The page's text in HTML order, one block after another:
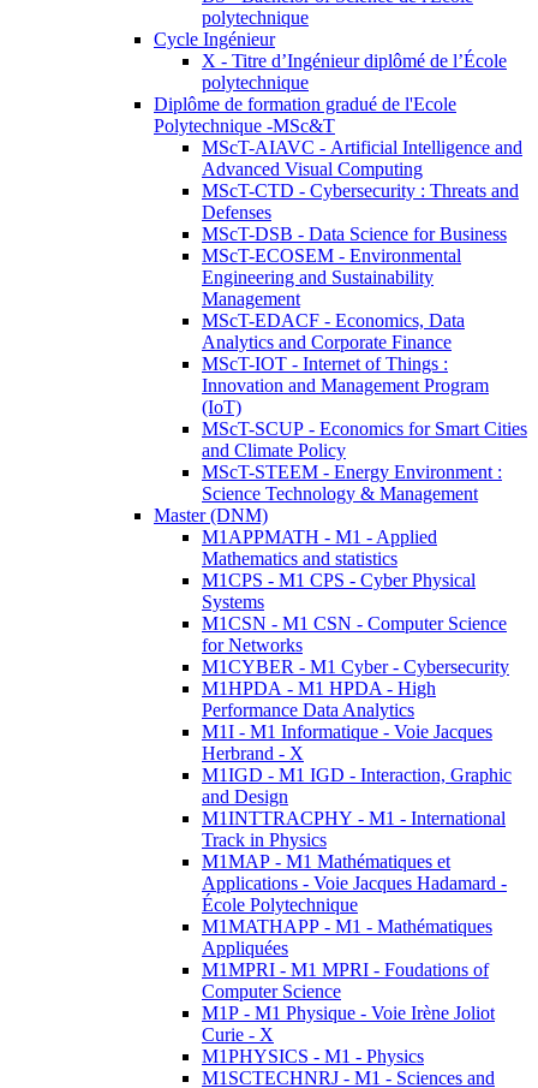
polytechnique
Cycle Ingénieur
X - Titre d’Ingénieur diplômé de l’École
polytechnique
Diplôme de formation gradué de l'Ecole
Polytechnique -MSc&T
MScT-AIAVC - Artificial Intelligence and
Advanced Visual Computing
MScT-CTD - Cybersecurity : Threats and
Defenses
MScT-DSB - Data Science for Business
MScT-ECOSEM - Environmental
Engineering and Sustainability
Management
MScT-EDACF - Economics, Data
Analytics and Corporate Finance
MScT-IOT - Internet of Things :
Innovation and Management Program
(IoT)
MScT-SCUP - Economics for Smart Cities
and Climate Policy
MScT-STEEM - Energy Environment :
Science Technology & Management
Master (DNM)
M1APPMATH - M1 - Applied
Mathematics and statistics
M1CPS - M1 CPS - Cyber Physical
Systems
M1CSN - M1 CSN - Computer Science
for Networks
M1CYBER - M1 Cyber - Cybersecurity
M1HPDA - M1 HPDA - High
Performance Data Analytics
M1I - M1 Informatique - Voie Jacques
Herbrand - X
M1IGD - M1 IGD - Interaction, Graphic
and Design
M1INTTRACPHY - M1 - International
Track in Physics
M1MAP - M1 Mathématiques et
Applications - Voie Jacques Hadamard -
École Polytechnique
M1MATHAPP - M1 - Mathématiques
Appliquées
M1MPRI - M1 MPRI - Foudations of
Computer Science
M1P - M1 Physique - Voie Irène Joliot
Curie - X
M1PHYSICS - M1 - Physics
M1SCTECHNRJ - M1 - Sciences and